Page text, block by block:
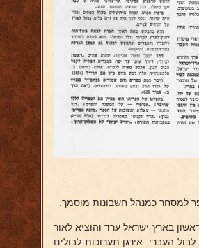
למסחר כמנהל חשבונות מוסמך.
בארץ-ישראל ערד והוציא לאור
העברי. אירגן תערוכות לבולים